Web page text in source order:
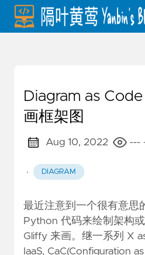
Diagram as
画框架图
Aug 10, 2022 ---
· DIAGRAM
最近注意到一个很有意思
Python 代码来绘制架构
Gliffy 来画。继一系列 X
IaaS, CaC(Configuration